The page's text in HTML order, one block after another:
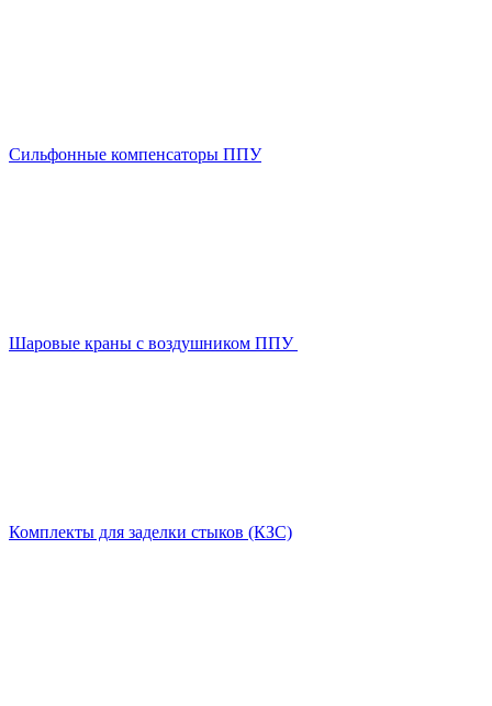
Сильфонные компенсаторы ППУ
Шаровые краны с воздушником ППУ
Комплекты для заделки стыков (КЗС)